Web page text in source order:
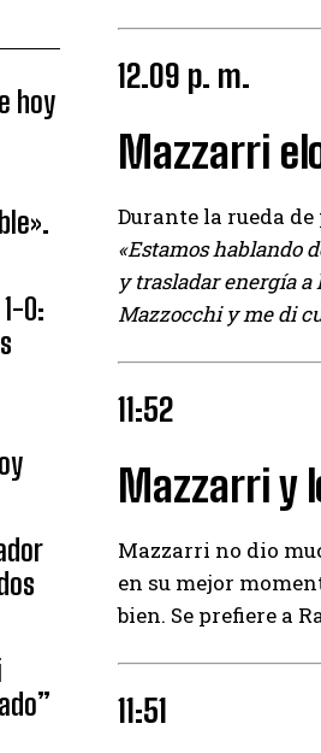
I've
hoy
0:
12.09 p. m.
Mazzarri
Durante la rueda
«Estamos hablando
y trasladar energía a
Mazzocchi y me di
11:52
Mazzarri y
Mazzarri no dio
en su mejor
bien. Se prefiere a
11:51